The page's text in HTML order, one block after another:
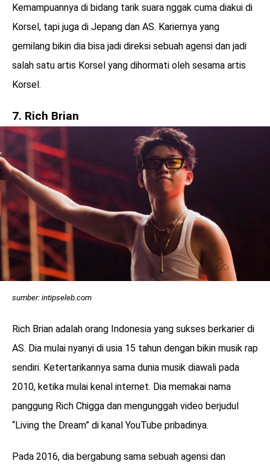
Kemampuannya di bidang tarik suara nggak cuma diakui di
Korsel, tapi juga di Jepang dan AS. Kariernya yang
gemilang bikin dia bisa jadi direksi sebuah agensi dan jadi
salah satu artis Korsel yang dihormati oleh sesama artis
Korsel.
7. Rich Brian
sumber: intipseleb.com
Rich Brian adalah orang Indonesia yang sukses berkarier di
AS. Dia mulai nyanyi di usia 15 tahun dengan bikin musik rap
sendiri. Ketertarikannya sama dunia musik diawali pada
2010, ketika mulai kenal internet. Dia memakai nama
panggung Rich Chigga dan mengunggah video berjudul
“Living the Dream” di kanal YouTube pribadinya.
Pada 2016, dia bergabung sama sebuah agensi dan